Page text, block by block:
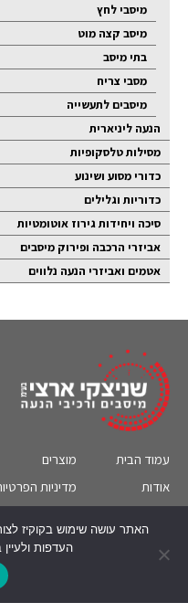
מיסבי לחץ
מיסב קצה מוט
בתי מיסב
מסבי צריח
מיסבים לתעשייה
הנעה ליניארית
מסילות טלסקופיות
כדורי מסוע ושינוע
כדוריות וגלילים
סיכה ויחידות גירוז אוטומטיות
אביזרי הרכבה ופירוק מיסבים
אטמים ואביזרי הנעה נלווים
עמוד הבית
מוצרים
אודות
מדיניות
מידע טכני
האתר עושה שימוש בקוקיז
העדפות ולעיין